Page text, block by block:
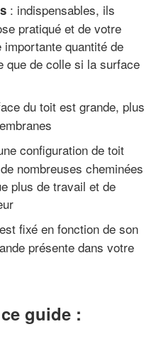
: indispensables, ils
pratiqué et de votre
quantité de
que de colle si la surface
du toit est grande, plus
configuration de toit
nombreuses cheminées
plus de travail et de
fixé en fonction de son
présente dans votre
guide :